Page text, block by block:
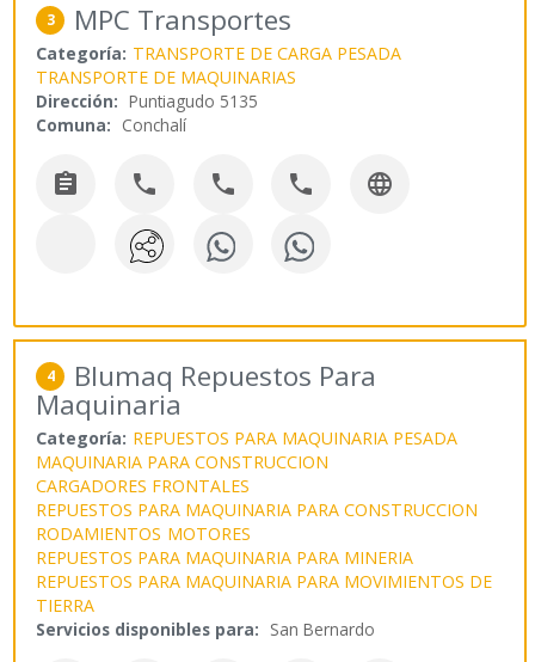
3 MPC Transportes
Categoría: TRANSPORTE DE CARGA PESADA
TRANSPORTE DE MAQUINARIAS
Dirección: Puntiagudo 5135
Comuna: Conchalí
    
4 Blumaq Repuestos Para
Maquinaria
Categoría: REPUESTOS PARA MAQUINARIA PESADA
MAQUINARIA PARA CONSTRUCCION
CARGADORES FRONTALES
REPUESTOS PARA MAQUINARIA PARA CONSTRUCCION
RODAMIENTOS MOTORES
REPUESTOS PARA MAQUINARIA PARA MINERIA
REPUESTOS PARA MAQUINARIA PARA MOVIMIENTOS DE
TIERRA
Servicios disponibles para: San Bernardo